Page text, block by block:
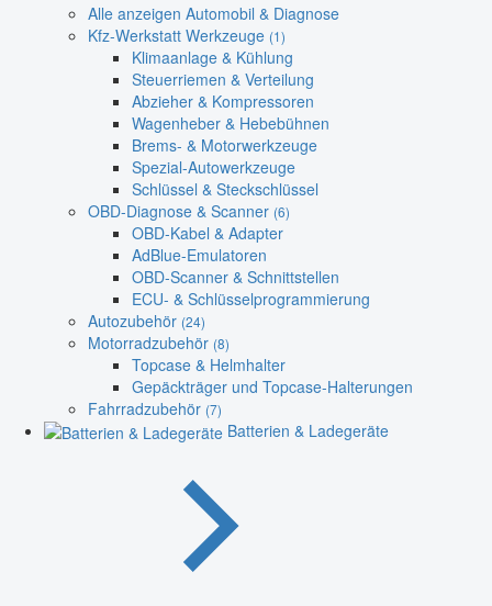
Alle anzeigen Automobil & Diagnose
Kfz-Werkstatt Werkzeuge (1)
Klimaanlage & Kühlung
Steuerriemen & Verteilung
Abzieher & Kompressoren
Wagenheber & Hebebühnen
Brems- & Motorwerkzeuge
Spezial-Autowerkzeuge
Schlüssel & Steckschlüssel
OBD-Diagnose & Scanner (6)
OBD-Kabel & Adapter
AdBlue-Emulatoren
OBD-Scanner & Schnittstellen
ECU- & Schlüsselprogrammierung
Autozubehör (24)
Motorradzubehör (8)
Topcase & Helmhalter
Gepäckträger und Topcase-Halterungen
Fahrradzubehör (7)
Batterien & Ladegeräte